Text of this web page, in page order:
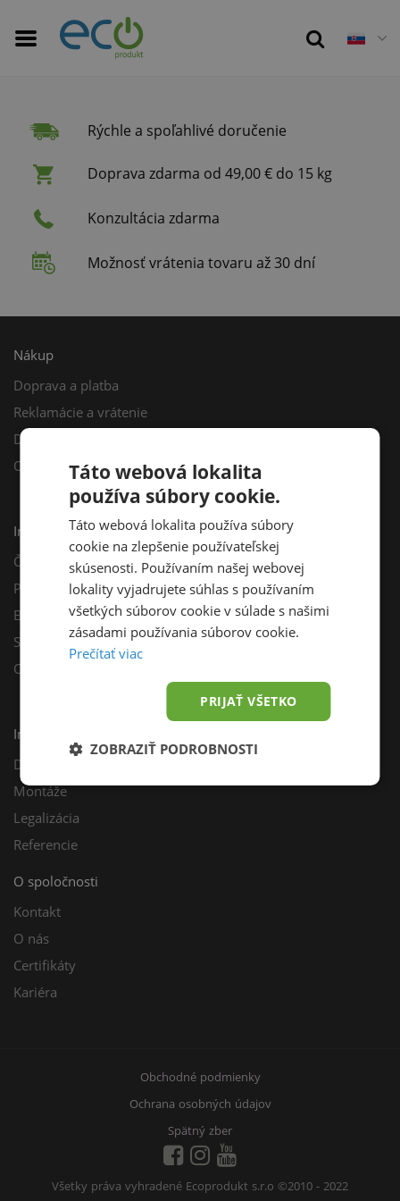
Rýchle a spoľahlivé doručenie
Doprava zdarma od 49,00 € do 15 kg
Konzultácia zdarma
Možnosť vrátenia tovaru až 30 dní
Nákup
Doprava a platba
Reklamácie a vrátenie
Darčekový poukaz
Odberné miesta
Informácie
Často kladené otázky
Poradňa
Blog
Sprievodca výberom fotovoltiky
Odporúčací program
Inštalácie
Dotácie
Montáže
Legalizácia
Referencie
O spoločnosti
Kontakt
O nás
Certifikáty
Kariéra
Obchodné podmienky
Ochrana osobných údajov
Spätný zber
Všetky práva vyhradené Ecoprodukt s.r.o ©2010 - 2022
Táto webová lokalita
používa súbory cookie.
Táto webová lokalita používa súbory
cookie na zlepšenie používateľskej
skúsenosti. Používaním našej webovej
lokality vyjadrujete súhlas s používaním
všetkých súborov cookie v súlade s našimi
zásadami používania súborov cookie.
Prečítať viac
PRIJAŤ VŠETKO
ZOBRAZIŤ PODROBNOSTI